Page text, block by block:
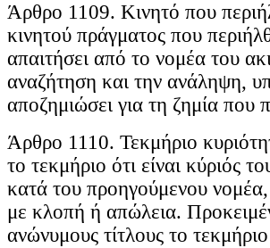
Άρθρο 1109. Κινητό που
κινητού πράγματος που
απαιτήσει από το νομέα του
αναζήτηση και την ανάληψη,
αποζημιώσει για τη ζημία
Άρθρο 1110. Τεκμήριο
το τεκμήριο ότι είναι κύριός
κατά του προηγούμενου
με κλοπή ή απώλεια.
ανώνυμους τίτλους το